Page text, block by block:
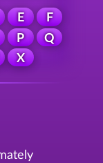
E
F
P
Q
X